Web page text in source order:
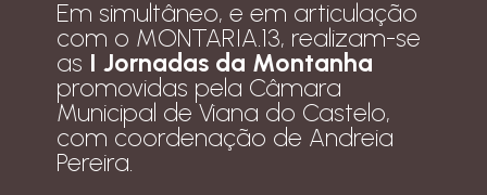
Em simultâneo, e em articulação
com o MONTARIA.13, realizam-se
as I Jornadas da Montanha
promovidas pela Câmara
Municipal de Viana do Castelo,
com coordenação de Andreia
Pereira.